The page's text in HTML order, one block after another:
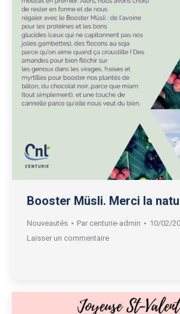
Booster Müsli. Merci la
Nouveautés Par centurie-admin
10/02/
Laisser un commentaire